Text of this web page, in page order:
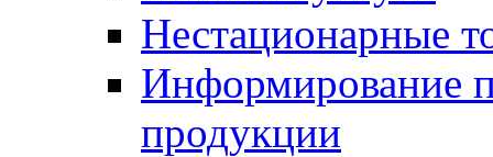
Нестационарные
Информирование
продукции